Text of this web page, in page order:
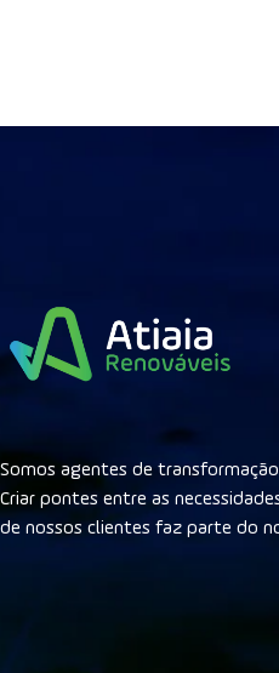
Somos agentes de
Criar pontes entre as
de nossos clientes faz parte do